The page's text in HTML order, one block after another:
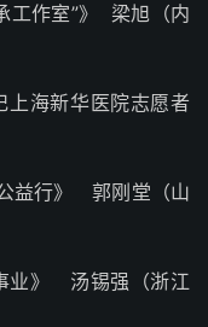
工作室”》 梁旭（内
海新华医院志愿者
益行》 郭刚堂（山
业》 汤锡强（浙江